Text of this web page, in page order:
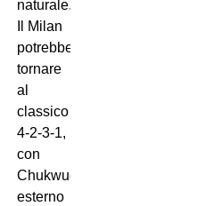
naturale.
Il Milan
potrebbe
tornare
al
classico
4-2-3-1,
con
Chukwueze
esterno